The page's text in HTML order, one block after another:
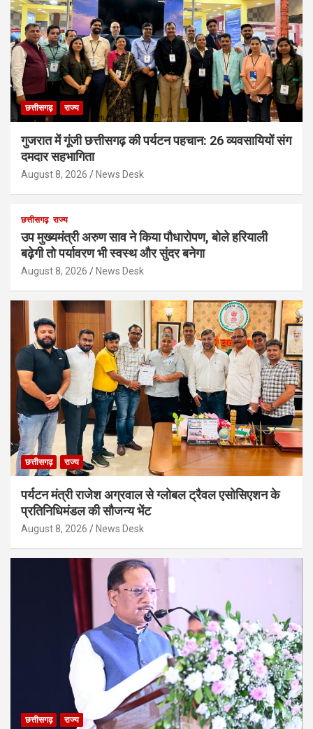
छत्तीसगढ़ राज्य
गुजरात में गूंजी छत्तीसगढ़ की पर्यटन पहचान: 26 व्यवसायियों संग
दमदार सहभागिता
August 8, 2026 News Desk
छत्तीसगढ़ राज्य
उप मुख्यमंत्री अरुण साव ने किया पौधारोपण, बोले हरियाली
बढ़ेगी तो पर्यावरण भी स्वस्थ और सुंदर बनेगा
August 8, 2026 News Desk
छत्तीसगढ़ राज्य
पर्यटन मंत्री राजेश अग्रवाल से ग्लोबल ट्रैवल एसोसिएशन के
प्रतिनिधिमंडल की सौजन्य भेंट
August 8, 2026 News Desk
छत्तीसगढ़ राज्य